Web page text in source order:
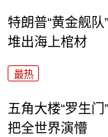
特朗普“黄金舰
堆出海上棺材
最热
五角大楼“罗生
把全世界演懵